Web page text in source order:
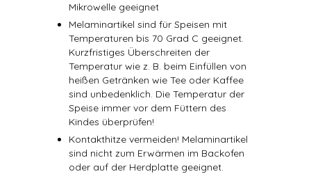
Mikrowelle geeignet
Melaminartikel sind für Speisen mit
Temperaturen bis 70 Grad C geeignet.
Kurzfristiges Überschreiten der
Temperatur wie z. B. beim Einfüllen von
heißen Getränken wie Tee oder Kaffee
sind unbedenklich. Die Temperatur der
Speise immer vor dem Füttern des
Kindes überprüfen!
Kontakthitze vermeiden! Melaminartikel
sind nicht zum Erwärmen im Backofen
oder auf der Herdplatte geeignet.